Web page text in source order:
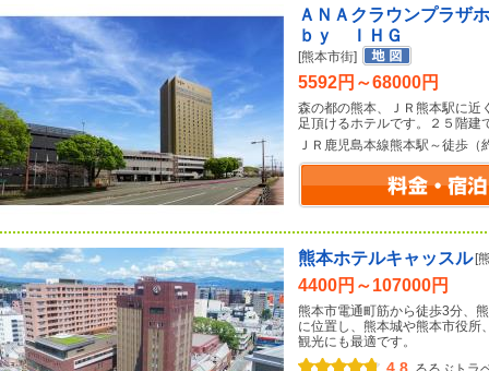
ＡＮＡクラウンプラ
ｂｙ ＩＨＧ
[熊本市街]
5592円～68000円
森の都の熊本、ＪＲ熊本駅に近
足頂けるホテルです。２５階建
ＪＲ鹿児島本線熊本駅～徒歩（
熊本ホテルキャッスル [
4400円～107000円
熊本市電通町筋から徒歩3分、
に位置し、熊本城や熊本市役所
観光にも最適です。